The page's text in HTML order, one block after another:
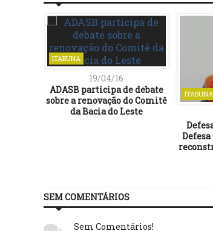
ITABUNA
19/04/16
ADASB participa de debate
sobre a renovação do Comitê
da Bacia do Leste
ITABUNA
SEM COMENTÁRIOS
Sem Comentários!